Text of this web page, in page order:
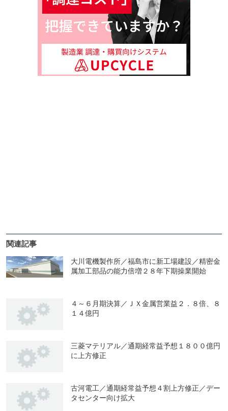
関連記事
大川電機製作所／福島市に新工場建設／精密金
属加工部品の能力倍増２８年下期操業開始
４～６月期決算／ＪＸ金属営業益２．８倍、８
１４億円
三菱マテリアル／通期経常益予想１８００億円
に上方修正
古河電工／通期経常益予想４割上方修正／デー
タセンター向け拡大